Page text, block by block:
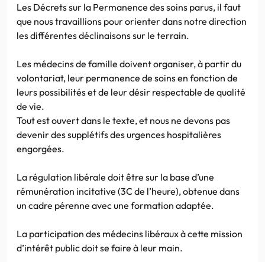
Les Décrets sur la Permanence des soins parus, il faut
que nous travaillions pour orienter dans notre direction
les différentes déclinaisons sur le terrain.
Les médecins de famille doivent organiser, à partir du
volontariat, leur permanence de soins en fonction de
leurs possibilités et de leur désir respectable de qualité
de vie.
Tout est ouvert dans le texte, et nous ne devons pas
devenir des supplétifs des urgences hospitalières
engorgées.
La régulation libérale doit être sur la base d’une
rémunération incitative (3C de l’heure), obtenue dans
un cadre pérenne avec une formation adaptée.
La participation des médecins libéraux à cette mission
d’intérêt public doit se faire à leur main.